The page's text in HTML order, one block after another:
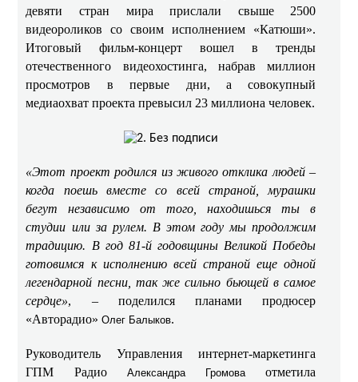
девяти стран мира прислали свыше 2500
видеороликов со своим исполнением «Катюши».
Итоговый фильм-концерт вошел в тренды
отечественного видеохостинга, набрав миллион
просмотров в первые дни, а совокупный
медиаохват проекта превысил 23 миллиона человек.
«Этот проект родился из живого отклика людей –
когда поешь вместе со всей страной, мурашки
бегут независимо от того, находишься ты в
студии или за рулем. В этом году мы продолжим
традицию. В год 81-й годовщины Великой Победы
готовимся к исполнению всей страной еще одной
легендарной песни, так же сильно бьющей в самое
сердце», – поделился планами продюсер
«Авторадио»Олег Балыков.
Руководитель Управления интернет-маркетинга
ГПМ Радио Александра Громова отметила